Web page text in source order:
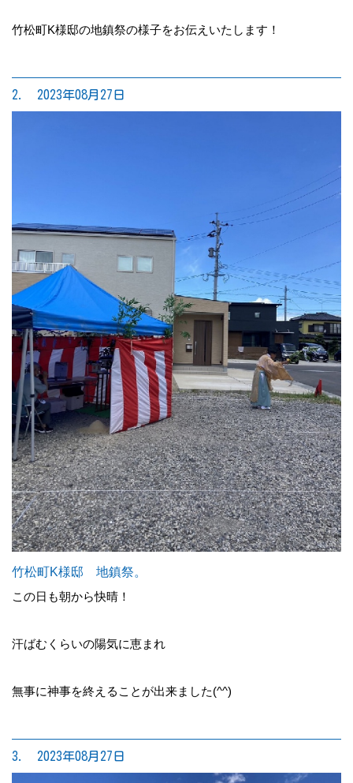
竹松町K様邸の地鎮祭の様子をお伝えいたします！
2. 2023年08月27日
竹松町K様邸 地鎮祭。
この日も朝から快晴！
汗ばむくらいの陽気に恵まれ
無事に神事を終えることが出来ました(^^)
3. 2023年08月27日